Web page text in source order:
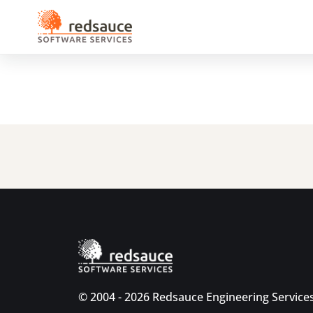
© 2004 - 2026 Redsauce Engineering